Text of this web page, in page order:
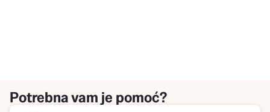
Potrebna vam je pomoć?